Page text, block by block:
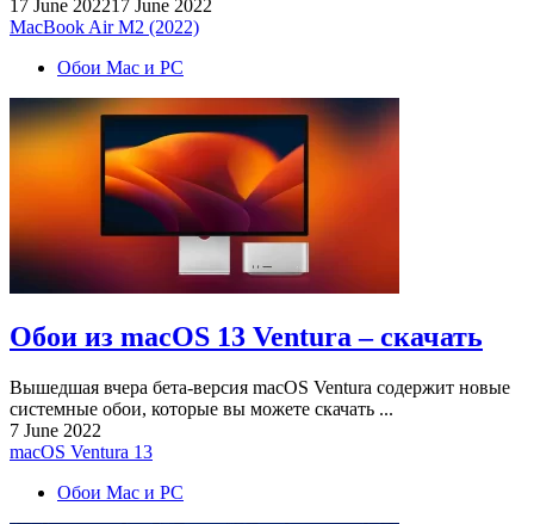
17 June 202217 June 2022
MacBook Air M2 (2022)
Обои Mac и PC
Обои из macOS 13 Ventura – скачать
Вышедшая вчера бета-версия macOS Ventura содержит новые
системные обои, которые вы можете скачать ...
7 June 2022
macOS Ventura 13
Обои Mac и PC